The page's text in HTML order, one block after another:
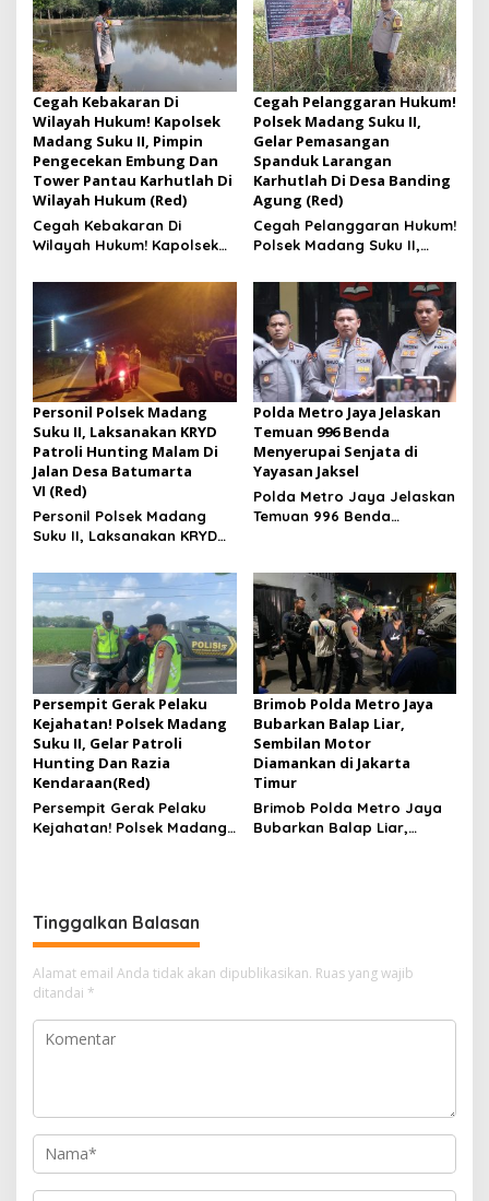
Cegah Kebakaran Di
Wilayah Hukum! Kapolsek
Madang Suku II, Pimpin
Pengecekan Embung Dan
Tower Pantau Karhutlah Di
Wilayah Hukum (Red)
Cegah Kebakaran Di
Wilayah Hukum! Kapolsek
Pengecekan Embung Dan
Tower Pantau Karhutlah Di
Wilayah Hukum
Cegah Pelanggaran Hukum!
Polsek Madang Suku II,
Gelar Pemasangan
Spanduk Larangan
Karhutlah Di Desa Banding
Agung (Red)
Cegah Pelanggaran Hukum!
Polsek Madang Suku II,
Spanduk Larangan
Karhutlah Di Desa Banding
Agung
Personil Polsek Madang
Suku II, Laksanakan KRYD
Patroli Hunting Malam Di
Jalan Desa Batumarta
VI (Red)
Personil Polsek Madang
Suku II, Laksanakan KRYD
Jalan Desa Batumarta VI
Polda Metro Jaya Jelaskan
Temuan 996 Benda
Menyerupai Senjata di
Yayasan Jaksel
Polda Metro Jaya Jelaskan
Temuan 996 Benda
Persempit Gerak Pelaku
Kejahatan! Polsek Madang
Suku II, Gelar Patroli
Hunting Dan Razia
Kendaraan(Red)
Persempit Gerak Pelaku
Kejahatan! Polsek Madang
Brimob Polda Metro Jaya
Bubarkan Balap Liar,
Sembilan Motor
Diamankan di Jakarta
Timur
Brimob Polda Metro Jaya
Bubarkan Balap Liar,
Tinggalkan Balasan
Alamat email Anda tidak akan dipublikasikan. Ruas yang wajib
ditandai *